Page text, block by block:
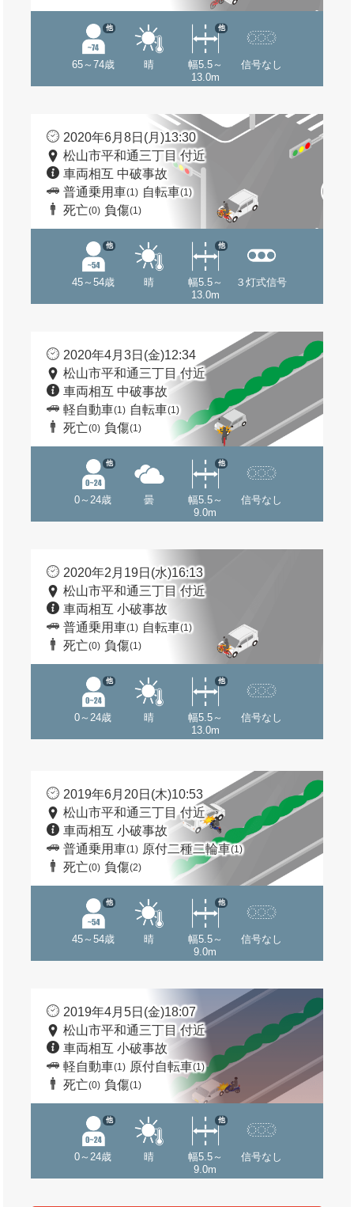
65～74歳
他
晴
幅5.5～
13.0m
他
信号なし
2020年6月8日(月)13:30
松山市平和通三丁目 付近
車両相互 中破事故
普通乗用車(1) 自転車(1)
死亡(0) 負傷(1)
45～54歳
他
晴
幅5.5～
13.0m
他
３灯式信号
2020年4月3日(金)12:34
松山市平和通三丁目 付近
車両相互 中破事故
軽自動車(1) 自転車(1)
死亡(0) 負傷(1)
0～24歳
他
曇
幅5.5～
9.0m
他
信号なし
2020年2月19日(水)16:13
松山市平和通三丁目 付近
車両相互 小破事故
普通乗用車(1) 自転車(1)
死亡(0) 負傷(1)
0～24歳
他
晴
幅5.5～
13.0m
他
信号なし
2019年6月20日(木)10:53
松山市平和通三丁目 付近
車両相互 小破事故
普通乗用車(1) 原付二種二輪車(1)
死亡(0) 負傷(2)
45～54歳
他
晴
幅5.5～
9.0m
他
信号なし
2019年4月5日(金)18:07
松山市平和通三丁目 付近
車両相互 小破事故
軽自動車(1) 原付自転車(1)
死亡(0) 負傷(1)
0～24歳
他
晴
幅5.5～
9.0m
他
信号なし